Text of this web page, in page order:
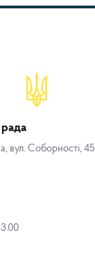
вул. Соборності, 45